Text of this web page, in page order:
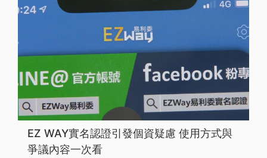
EZ WAY實名認證引發個資疑慮 使用方式與
爭議內容一次看